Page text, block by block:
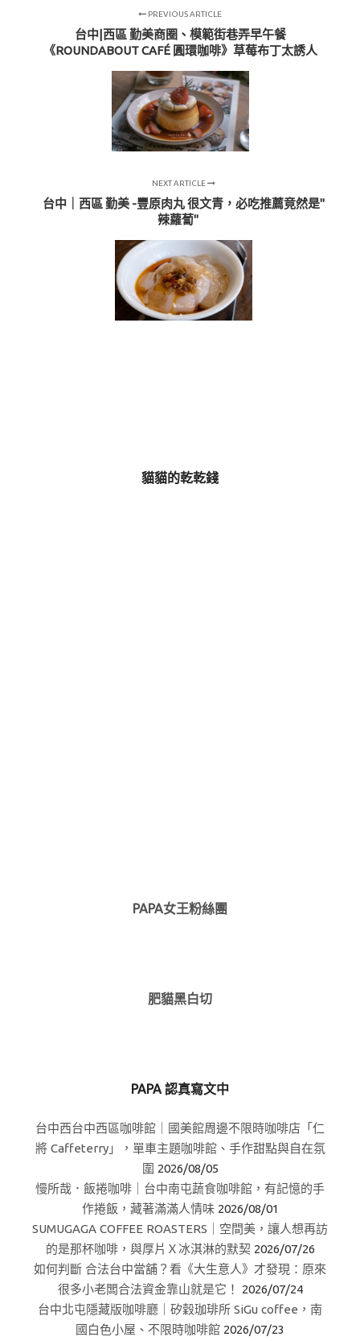
PREVIOUS ARTICLE
台中|西區 勤美商圈、模範街巷弄早午餐
《ROUNDABOUT CAFÉ 圓環咖啡》草莓布丁太誘人
NEXT ARTICLE
台中｜西區 勤美 -豐原肉丸 很文青，必吃推薦竟然是"
辣蘿蔔"
貓貓的乾乾錢
PAPA女王粉絲團
肥貓黑白切
PAPA 認真寫文中
台中西台中西區咖啡館｜國美館周邊不限時咖啡店「仁
將 Caffeterry」，單車主題咖啡館、手作甜點與自在氛
圍 2026/08/05
慢所哉．飯捲咖啡｜台中南屯蔬食咖啡館，有記憶的手
作捲飯，藏著滿滿人情味 2026/08/01
SUMUGAGA COFFEE ROASTERS｜空間美，讓人想再訪
的是那杯咖啡，與厚片Ｘ冰淇淋的默契 2026/07/26
如何判斷 合法台中當舖？看《大生意人》才發現：原來
很多小老闆合法資金靠山就是它！
2026/07/24
台中北屯隱藏版咖啡廳｜矽穀珈琲所 SiGu coffee，南
國白色小屋、不限時咖啡館 2026/07/23